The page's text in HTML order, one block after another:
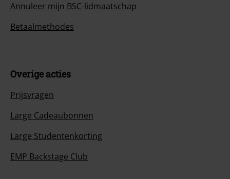
Annuleer mijn BSC-lidmaatschap
Betaalmethodes
Overige acties
Prijsvragen
Large Cadeaubonnen
Large Studentenkorting
EMP Backstage Club